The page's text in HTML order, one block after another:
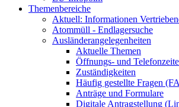
Themenbereiche
Aktuell: Informationen
Atommüll - Endlagersuche
Ausländerangelegenheiten
Aktuelle Themen
Öffnungs- und
Zuständigkeiten
Häufig gestellte Fragen
Anträge und Formulare
Digitale Antragstellung